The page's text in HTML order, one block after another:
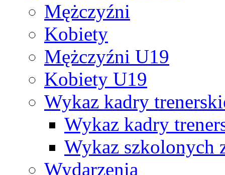
Mężczyźni
Kobiety
Mężczyźni U19
Kobiety U19
Wykaz kadry
Wykaz kadry
Wykaz szkolonych
Wydarzenia